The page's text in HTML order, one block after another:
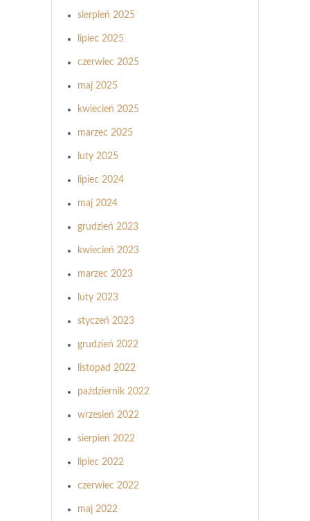
sierpień 2025
lipiec 2025
czerwiec 2025
maj 2025
kwiecień 2025
marzec 2025
luty 2025
lipiec 2024
maj 2024
grudzień 2023
kwiecień 2023
marzec 2023
luty 2023
styczeń 2023
grudzień 2022
listopad 2022
październik 2022
wrzesień 2022
sierpień 2022
lipiec 2022
czerwiec 2022
maj 2022